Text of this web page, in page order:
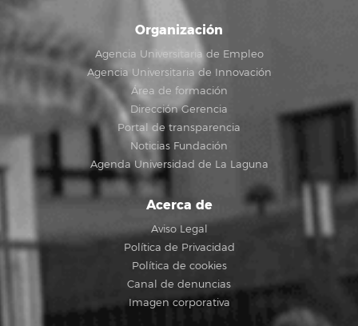
Organización
Agencia Universitaria de Empleo
Agencia Universitaria de Innovación
Área de formación
Dirección Gerencia
Portal de transparencia
Noticias Fundación
Agenda Universidad de La Laguna
Acerca de
Aviso Legal
Política de Privacidad
Política de cookies
Canal de denuncias
Imagen corporativa